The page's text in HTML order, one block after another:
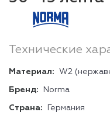
Технические
Материал: W2
Бренд: Norma
Страна: Германия